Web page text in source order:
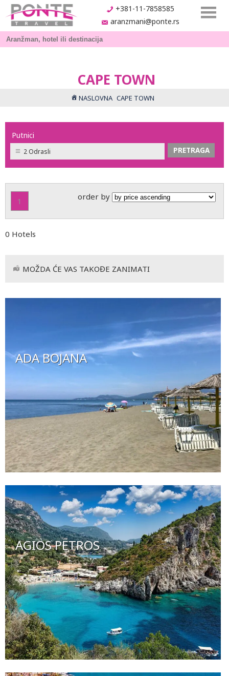
+381-11-7858585
aranzmani@ponte.rs
CAPE TOWN
NASLOVNA CAPE TOWN
Putnici
2 Odrasli
1 order by
0 Hotels
MOŽDA ĆE VAS TAKOĐE ZANIMATI
ADA BOJANA
AGIOS PETROS